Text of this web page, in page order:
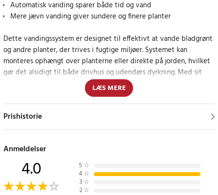
Automatisk vanding sparer både tid og vand
Mere jævn vanding giver sundere og finere planter
Dette vandingssystem er designet til effektivt at vande bladgrønt
og andre planter, der trives i fugtige miljøer. Systemet kan
monteres ophængt over planterne eller direkte på jorden, hvilket
gør det alsidigt til både drivhus og udendørs dyrkning. Med sit
komplette udstyr og fleksible slangelængder er det nemt at
installere og tilpasse til dine specifikke behov.
Fordele ved automatisk sprøjtevanding
systematisk at fordele vand over dine planter. Det giver en mere
ensartet vækst og sundere planter. Systemet er designet til at
blive tilsluttet direkte til en vandkilde under tryk og giver en
økonomisk og effektiv vanding, der både er tidsbesparende og
LÆS MERE
Prishistorie
Anmeldelser
4.0 5 ☆
4 ☆
3 ☆
2 ☆